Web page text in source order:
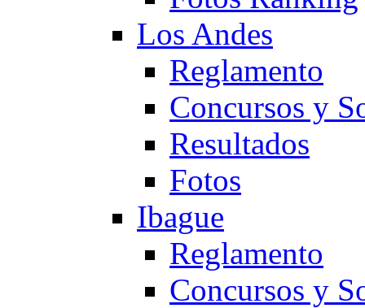
Los Andes
Reglamento
Concursos y
Resultados
Fotos
Ibague
Reglamento
Concursos y